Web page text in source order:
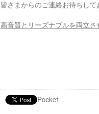
皆さまからのご連絡お待ちして
高音質とリーズナブルを両立
Pocket